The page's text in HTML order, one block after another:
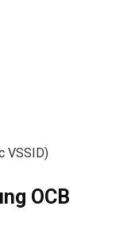
VSSID)
OCB